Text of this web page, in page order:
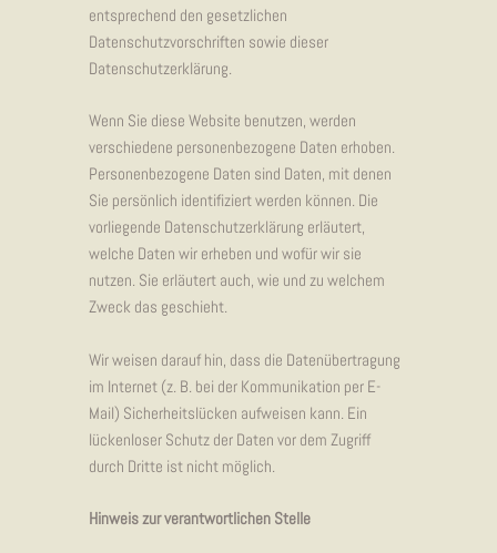
entsprechend den gesetzlichen
Datenschutzvorschriften sowie dieser
Datenschutzerklärung.
Wenn Sie diese Website benutzen, werden
verschiedene personenbezogene Daten erhoben.
Personenbezogene Daten sind Daten, mit denen
Sie persönlich identifiziert werden können. Die
vorliegende Datenschutzerklärung erläutert,
welche Daten wir erheben und wofür wir sie
nutzen. Sie erläutert auch, wie und zu welchem
Zweck das geschieht.
Wir weisen darauf hin, dass die Datenübertragung
im Internet (z. B. bei der Kommunikation per E-
Mail) Sicherheitslücken aufweisen kann. Ein
lückenloser Schutz der Daten vor dem Zugriff
durch Dritte ist nicht möglich.
Hinweis zur verantwortlichen Stelle